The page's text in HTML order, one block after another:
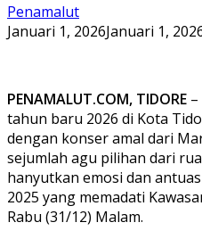
Penamalut
Januari 1, 2026Januari 1,
PENAMALUT.COM, TIDORE
tahun baru 2026 di Kota
dengan konser amal dari
sejumlah agu pilihan dari
hanyutkan emosi dan
2025 yang memadati
Rabu (31/12) Malam.